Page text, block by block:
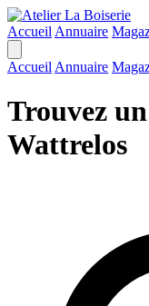
Accueil Annuaire
Accueil Annuaire
Trouvez
Wattrelos